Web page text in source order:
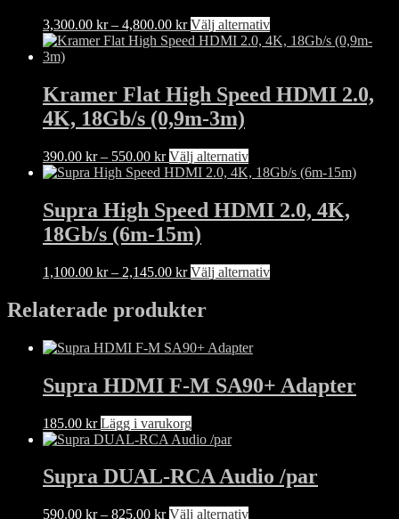
3,300.00 kr – 4,800.00 krPrisintervall:
3,300.00 kr
Välj alternativDen
här
flera
varianter.
kan
väljas
på
produktsidan
Kramer Flat High Speed HDMI 2.0,
4K, 18Gb/s (0,9m-3m)
390.00 kr – 550.00 krPrisintervall:
390.00 kr
550.00 kr
Välj alternativDen
här
har
flera
olika
alternativen
produktsidan
Supra High Speed HDMI 2.0, 4K,
18Gb/s (6m-15m)
1,100.00 kr – 2,145.00 krPrisintervall:
2,145.00 kr
Välj alternativDen
olika
alternativen
Relaterade produkter
Supra HDMI F-M SA90+ Adapter
185.00 kr Lägg i varukorg
Supra DUAL-RCA Audio /par
590.00 kr – 825.00 krPrisintervall:
Välj alternativDen